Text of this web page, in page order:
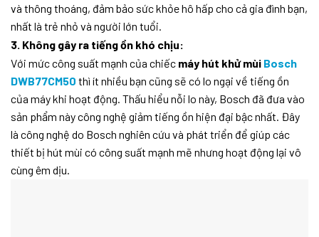
và thông thoáng, đảm bảo sức khỏe hô hấp cho cả gia đình bạn,
nhất là trẻ nhỏ và người lớn tuổi.
3. Không gây ra tiếng ồn khó chịu:
Với mức công suất mạnh của chiếc máy hút khử mùi Bosch
DWB77CM50 thì ít nhiều bạn cũng sẽ có lo ngại về tiếng ồn
của máy khi hoạt động. Thấu hiểu nỗi lo này, Bosch đã đưa vào
sản phẩm này công nghệ giảm tiếng ồn hiện đại bậc nhất. Đây
là công nghệ do Bosch nghiên cứu và phát triển để giúp các
thiết bị hút mùi có công suất mạnh mẽ nhưng hoạt động lại vô
cùng êm dịu.